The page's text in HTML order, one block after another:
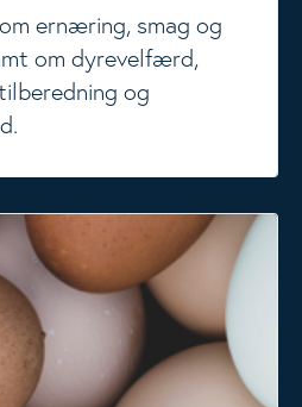
ernæring, smag og
om dyrevelfærd,
og